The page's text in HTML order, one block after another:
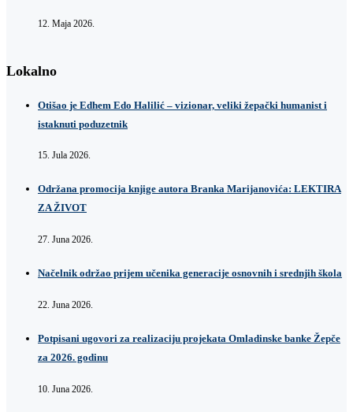
12. Maja 2026.
Lokalno
Otišao je Edhem Edo Halilić – vizionar, veliki žepački humanist i
istaknuti poduzetnik
15. Jula 2026.
Održana promocija knjige autora Branka Marijanovića: LEKTIRA
ZA ŽIVOT
27. Juna 2026.
Načelnik održao prijem učenika generacije osnovnih i srednjih škola
22. Juna 2026.
Potpisani ugovori za realizaciju projekata Omladinske banke Žepče
za 2026. godinu
10. Juna 2026.